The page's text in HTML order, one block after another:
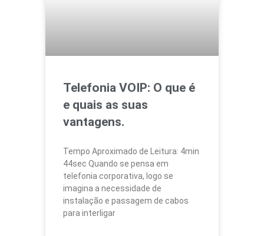
Telefonia VOIP: O que é
e quais as suas
vantagens.
Tempo Aproximado de Leitura: 4min
44sec Quando se pensa em
telefonia corporativa, logo se
imagina a necessidade de
instalação e passagem de cabos
para interligar